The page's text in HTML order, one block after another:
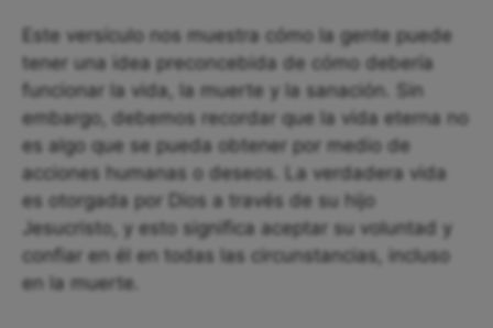
Este versículo nos muestra cómo la gente puede
tener una idea preconcebida de cómo debería
funcionar la vida, la muerte y la sanación. Sin
embargo, debemos recordar que la vida eterna no
es algo que se pueda obtener por medio de
acciones humanas o deseos. La verdadera vida
es otorgada por Dios a través de su hijo
Jesucristo, y esto significa aceptar su voluntad y
confiar en él en todas las circunstancias, incluso
en la muerte.